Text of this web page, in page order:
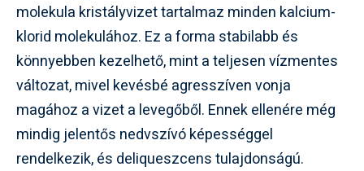
molekula kristályvizet tartalmaz minden kalcium-
klorid molekulához. Ez a forma stabilabb és
könnyebben kezelhető, mint a teljesen vízmentes
változat, mivel kevésbé agresszíven vonja
magához a vizet a levegőből. Ennek ellenére még
mindig jelentős nedvszívó képességgel
rendelkezik, és deliqueszcens tulajdonságú.